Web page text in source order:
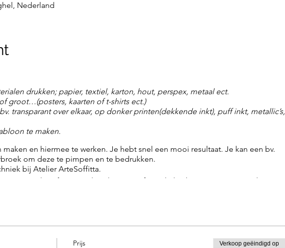
Nederland
drukken; papier, textiel, karton, hout, perspex, metaal ect.
groot…(posters, kaarten of t-shirts ect.)
transparant over elkaar, op donker printen(dekkende inkt), puff inkt, metallic’s,
te maken.
en hiermee te werken. Je hebt snel een mooi resultaat. Je kan een bv.
om deze te pimpen en te bedrukken.
bij Atelier ArteSoffitta.
inclusief materiaal zoals een zeef en rakel, inkten, papier en een lapje
Prijs Verkoop geëindigd op